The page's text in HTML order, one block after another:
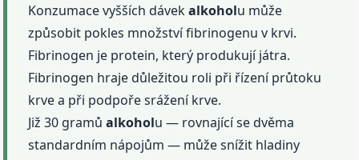
Konzumace vyšších dávekalkoholu může
způsobit pokles množství fibrinogenu v krvi.
Fibrinogen je protein, který produkují játra.
Fibrinogen hraje důležitou roli při řízení průtoku
krve a při podpoře srážení krve.
Již 30 gramůalkoholu — rovnající se dvěma
standardním nápojům — může snížit hladiny